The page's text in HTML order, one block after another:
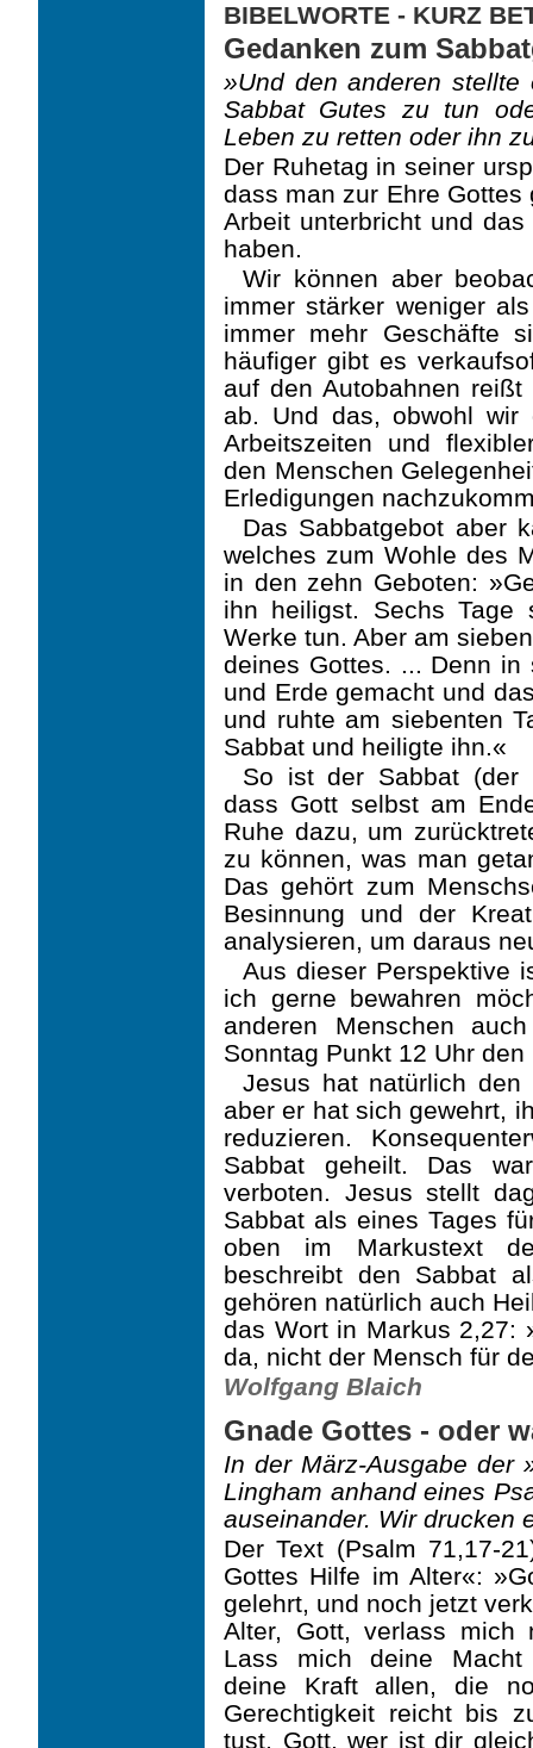
BIBELWORTE - KURZ
Gedanken zum
»Und den anderen
Sabbat Gutes zu tun
Leben zu retten oder ihn
Der Ruhetag in seiner
dass man zur Ehre
Arbeit unterbricht und
haben.
Wir können aber
immer stärker weniger
immer mehr Geschäfte
häufiger gibt es
auf den Autobahnen
ab. Und das, obwohl wir
Arbeitszeiten und
den Menschen
Erledigungen
Das Sabbatgebot aber
welches zum Wohle des
in den zehn Geboten:
ihn heiligst. Sechs
Werke tun. Aber am
deines Gottes. ... Denn in
und Erde gemacht und
und ruhte am siebenten
Sabbat und heiligte ihn.«
So ist der Sabbat (der
dass Gott selbst am
Ruhe dazu, um
zu können, was man
Das gehört zum
Besinnung und der
analysieren, um daraus
Aus dieser Perspektive
ich gerne bewahren
anderen Menschen
Sonntag Punkt 12 Uhr
Jesus hat natürlich den
aber er hat sich gewehrt,
reduzieren.
Sabbat geheilt. Das
verboten. Jesus stellt
Sabbat als eines Tages
oben im Markustext
beschreibt den Sabbat
gehören natürlich auch
das Wort in Markus 2,27:
da, nicht der Mensch für
Wolfgang Blaich
Gnade Gottes - oder
In der März-Ausgabe der
Lingham anhand eines
auseinander. Wir drucken
Der Text (Psalm 71,17-
Gottes Hilfe im Alter«:
gelehrt, und noch jetzt
Alter, Gott, verlass mich
Lass mich deine Macht
deine Kraft allen, die
Gerechtigkeit reicht bis
tust, Gott, wer ist dir